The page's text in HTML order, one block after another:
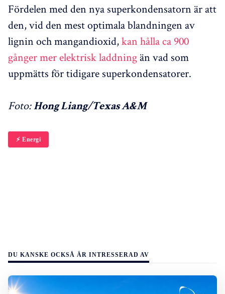
Fördelen med den nya superkondensatorn är att
den, vid den mest optimala blandningen av
lignin och mangandioxid,kan hålla ca 900
gånger mer elektrisk laddning än vad som
uppmätts för tidigare superkondensatorer.
Foto:Hong Liang/Texas A&M
⚡️ Energi
DU KANSKE OCKSÅ ÄR INTRESSERAD AV